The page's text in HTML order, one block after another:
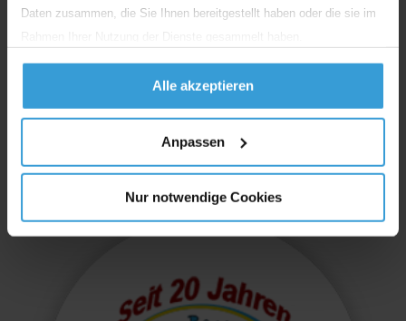
Daten zusammen, die Sie Ihnen bereitgestellt haben oder die sie im
Alle akzeptieren
Anpassen
Nur notwendige Cookies